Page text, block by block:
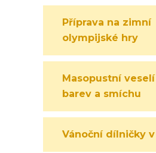
Příprava na zimní
olympijské hry
Masopustní
barev a smíchu
Vánoční dílničky v